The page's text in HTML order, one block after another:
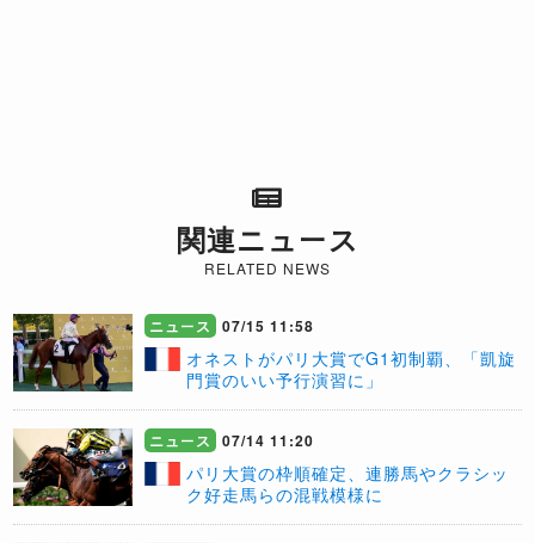
関連ニュース
RELATED NEWS
ニュース 07/15 11:58
オネストがパリ大賞でG1初制覇、「凱旋
門賞のいい予行演習に」
ニュース 07/14 11:20
パリ大賞の枠順確定、連勝馬やクラシッ
ク好走馬らの混戦模様に